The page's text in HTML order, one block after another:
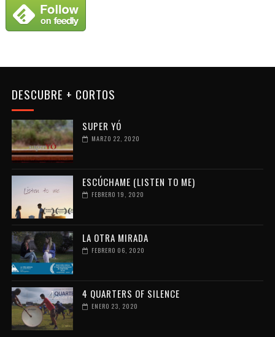
DESCUBRE + CORTOS
SUPER YÓ
MARZO 22, 2020
ESCÚCHAME (LISTEN TO ME)
FEBRERO 19, 2020
LA OTRA MIRADA
FEBRERO 06, 2020
4 QUARTERS OF SILENCE
ENERO 23, 2020